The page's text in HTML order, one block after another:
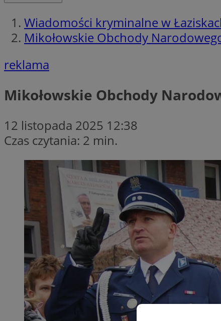
Wiadomości kryminalne w
Mikołowskie Obchody
reklama
Mikołowskie Obchody
12 listopada 2025 12:38
Czas czytania: 2 min.